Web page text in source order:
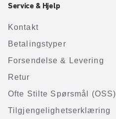
Service & Hjelp
Kontakt
Betalingstyper
Forsendelse & Levering
Retur
Ofte Stilte Spørsmål (OSS)
Tilgjengelighetserklæring